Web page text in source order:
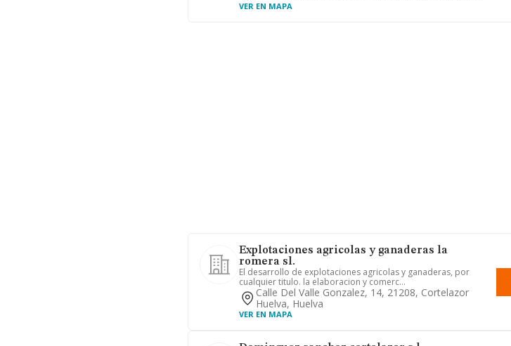
VER EN MAPA
Explotaciones agricolas y ganaderas la
romera sl.
El desarrollo de explotaciones agricolas y ganaderas, por
cualquier titulo. la elaboracion y comerc...
Calle Del Valle Gonzalez, 14, 21208, Cortelazor
Huelva, Huelva
VER EN MAPA